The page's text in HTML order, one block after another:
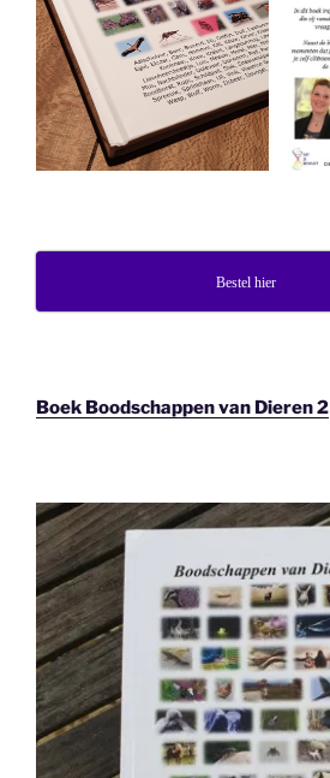
Bestel hier
Boek Boodschappen van Dieren 2